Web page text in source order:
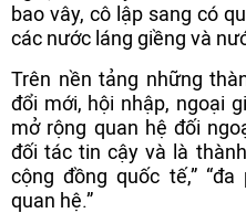
bao vây, cô lập sang có
các nước láng giềng và
Trên nền tảng những
đổi mới, hội nhập, ngoại
mở rộng quan hệ đối
đối tác tin cậy và là
cộng đồng quốc tế,”
quan hệ.”